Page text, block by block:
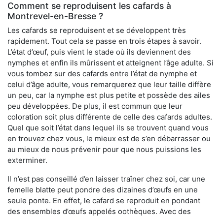
Comment se reproduisent les cafards à
Montrevel-en-Bresse ?
Les cafards se reproduisent et se développent très
rapidement. Tout cela se passe en trois étapes à savoir.
L’état d’œuf, puis vient le stade où ils deviennent des
nymphes et enfin ils mûrissent et atteignent l’âge adulte. Si
vous tombez sur des cafards entre l’état de nymphe et
celui d’âge adulte, vous remarquerez que leur taille diffère
un peu, car la nymphe est plus petite et possède des ailes
peu développées. De plus, il est commun que leur
coloration soit plus différente de celle des cafards adultes.
Quel que soit l’état dans lequel ils se trouvent quand vous
en trouvez chez vous, le mieux est de s’en débarrasser ou
au mieux de nous prévenir pour que nous puissions les
exterminer.
Il n’est pas conseillé d’en laisser traîner chez soi, car une
femelle blatte peut pondre des dizaines d’œufs en une
seule ponte. En effet, le cafard se reproduit en pondant
des ensembles d’œufs appelés oothèques. Avec des